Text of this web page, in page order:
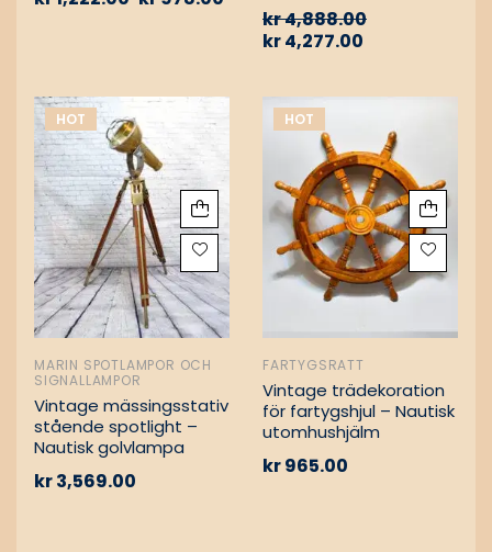
kr4,888.00
kr4,277.00
HOT
MARIN SPOTLAMPOR OCH
SIGNALLAMPOR
Vintage mässingsstativ
stående spotlight –
Nautisk golvlampa
kr3,569.00
HOT
FARTYGSRATT
Vintage trädekoration
för fartygshjul – Nautisk
utomhushjälm
kr965.00